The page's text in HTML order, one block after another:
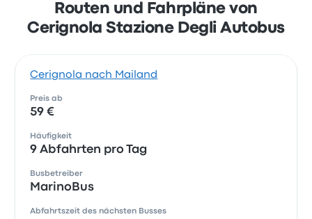
Routen und Fahrpläne von
Cerignola Stazione Degli Autobus
Cerignola nach Mailand
Preis ab
59 €
Häufigkeit
9 Abfahrten pro Tag
Busbetreiber
MarinoBus
Abfahrtszeit des nächsten Busses